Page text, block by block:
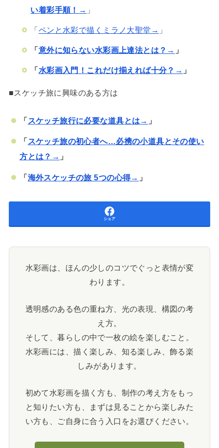
い着彩手順！ → 」
「ペンと水彩で描くミラノ大聖堂→ 」
「意外に知らない水彩画上達法とは？→ 」
「水彩画入門！これだけ揃えれば十分？ → 」
■スケッチ旅に興味のある方は
「 スケッチ旅行に必要な道具とは → 」
「 スケッチ旅の初心者へ…必携の小道具とその使い
方とは？→ 」
「海外スケッチの旅 5つの心得→ 」
シェア
水彩画は、ほんの少しのコツでぐっと表情が変
わります。
透明感のある色の重ね方、光の表現、構図の考
え方。
そして、暮らしの中で一枚の絵を楽しむこと。
水彩画には、描く楽しみ、知る楽しみ、飾る楽
しみがあります。
初めて水彩画を描く方も、制作の考え方をもっ
と知りたい方も、まずは見ることから楽しみた
い方も、ご自身に合う入口をお選びください。